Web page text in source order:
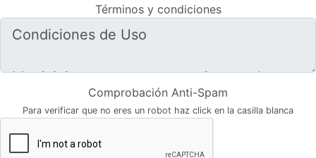
Términos y condiciones
Comprobación Anti-Spam
Para verificar que no eres un robot haz click en la casilla blanca